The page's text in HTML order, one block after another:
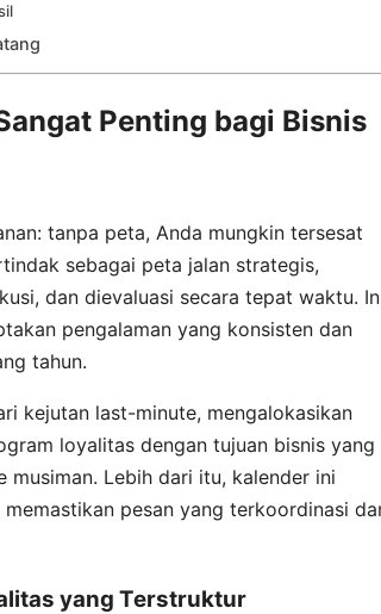
Penting bagi Bisnis
tanpa peta, Anda mungkin tersesat
sebagai peta jalan strategis,
dan dievaluasi secara tepat waktu.
pengalaman yang konsisten dan
tahun.
kejutan last-minute, mengalokasikan
loyalitas dengan tujuan bisnis yang
Lebih dari itu, kalender ini
pesan yang terkoordinasi
yang Terstruktur